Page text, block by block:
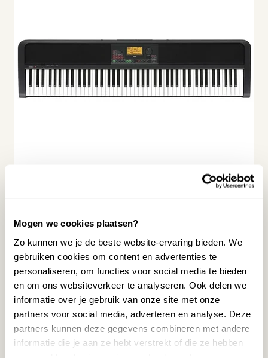
Mogen we cookies plaatsen?
Zo kunnen we je de beste website-ervaring bieden. We
gebruiken cookies om content en advertenties te
personaliseren, om functies voor social media te bieden
en om ons websiteverkeer te analyseren. Ook delen we
informatie over je gebruik van onze site met onze
partners voor social media, adverteren en analyse. Deze
partners kunnen deze gegevens combineren met andere
informatie die je aan ze hebt verstrekt of die ze hebben
(Bespaar 68,00
Op voorraad
Staat opgesteld in Wezep
MEER INFORMATIE